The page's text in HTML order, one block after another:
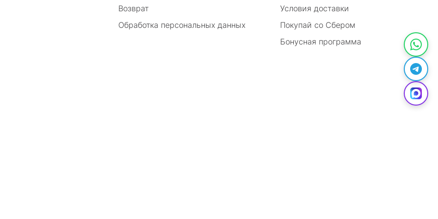
Возврат
Обработка персональных данных
Условия доставки
Покупай со Сбером
Бонусная программа